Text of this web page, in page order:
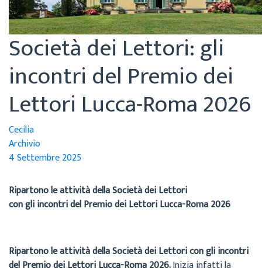
Società dei Lettori: gli
incontri del Premio dei
Lettori Lucca-Roma 2026
Cecilia
Archivio
4 Settembre 2025
Ripartono le attività della Società dei Lettori
con gli incontri del Premio dei Lettori Lucca-Roma 2026
Ripartono le attività della Società dei Lettori con gli incontri